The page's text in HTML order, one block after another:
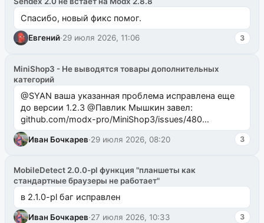
Спасибо, новый фикс помог.
Евгений·29 июля 2026, 11:06 3
MiniShop3 - Не выводятся товары дополнительных
категорий
@SYAN ваша указанная проблема исправлена еще
до версии 1.2.3 @Павлик Мышкин завел:
github.com/modx-pro/MiniShop3/issues/480
github.com/modx-pro/MiniShop3/issues/481Исправим
в б...
Иван Бочкарев·29 июля 2026, 08:20 3
MobileDetect 2.0.0-pl функция "планшеты как
стандартные браузеры не работает"
в 2.1.0-pl баг исправлен
Иван Бочкарев·27 июля 2026, 10:33 3